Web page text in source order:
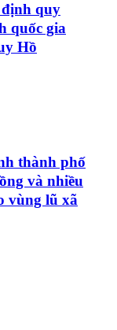
quy
quốc gia
Hồ
thành phố
và nhiều
vùng lũ xã